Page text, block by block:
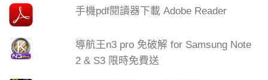
手機pdf閱讀器下載 Adobe Reader
導航王n3 pro 免破解 for Samsung Note
2 & S3 限時免費送